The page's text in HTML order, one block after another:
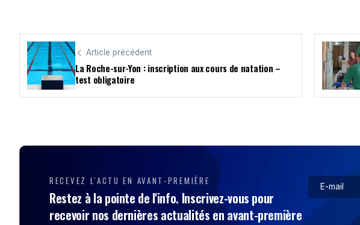
Article précédent
La Roche-sur-Yon : inscription aux cours de natation –
test obligatoire
RECEVEZ L'ACTU EN AVANT-PREMIÈRE
Restez à la pointe de l'info. Inscrivez-vous pour
recevoir nos dernières actualités en avant-première